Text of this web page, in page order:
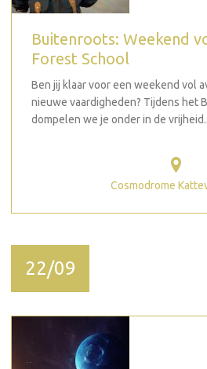
Buitenroots: Weekend
Forest School
Ben jij klaar voor een weekend vol
nieuwe vaardigheden? Tijdens het
dompelen we je onder in de
Cosmodrome
22/09